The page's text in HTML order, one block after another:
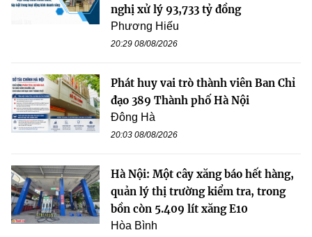
nghị xử lý 93,733 tỷ đồng
Phương Hiếu
20:29 08/08/2026
Phát huy vai trò thành viên Ban Chỉ
đạo 389 Thành phố Hà Nội
Đông Hà
20:03 08/08/2026
Hà Nội: Một cây xăng báo hết hàng,
quản lý thị trường kiểm tra, trong
bồn còn 5.409 lít xăng E10
Hòa Bình